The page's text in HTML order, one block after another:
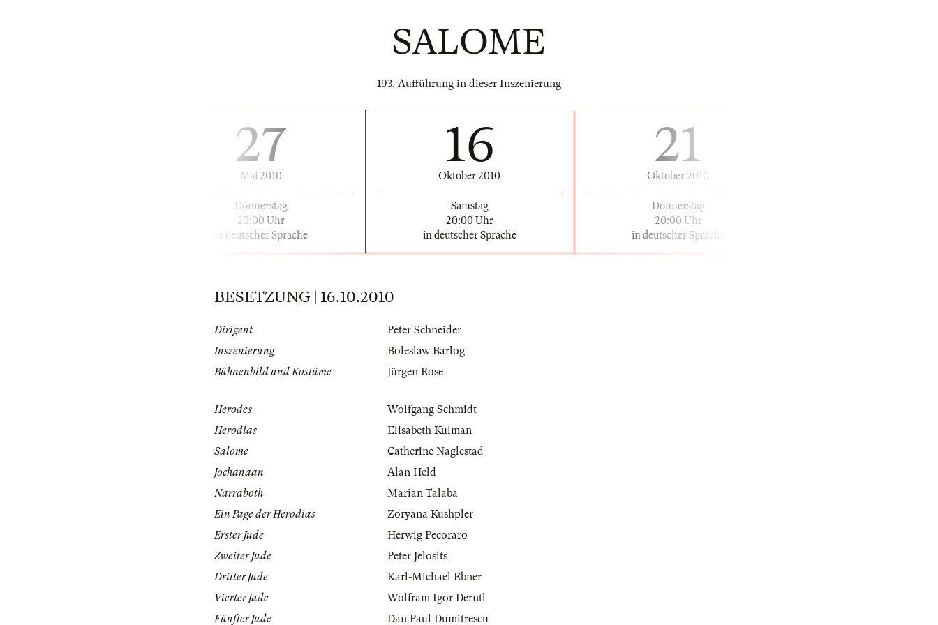
SALOME
193. Aufführung in dieser Inszenierung
27
Mai 2010
Donnerstag
20:00 Uhr
in deutscher Sprache
16
Oktober 2010
Samstag
20:00 Uhr
in deutscher Sprache
21
Oktober 2010
Donnerstag
20:00 Uhr
in deutscher Sprache
BESETZUNG | 16.10.2010
Dirigent
Peter Schneider
Inszenierung
Boleslaw Barlog
Bühnenbild und Kostüme
Jürgen Rose
Herodes
Wolfgang Schmidt
Herodias
Elisabeth Kulman
Salome
Catherine Naglestad
Jochanaan
Alan Held
Narraboth
Marian Talaba
Ein Page der Herodias
Zoryana Kushpler
Erster Jude
Herwig Pecoraro
Zweiter Jude
Peter Jelosits
Dritter Jude
Karl-Michael Ebner
Vierter Jude
Wolfram Igor Derntl
Fünfter Jude
Dan Paul Dumitrescu